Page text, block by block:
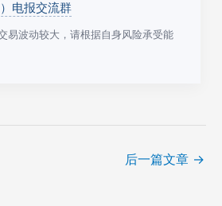
电报交流群
易波动较大，请根据自身风险承受能
后一篇文章 →